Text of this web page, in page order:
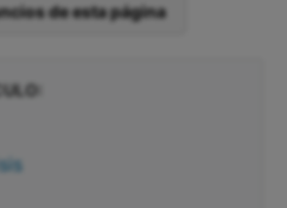
de esta página